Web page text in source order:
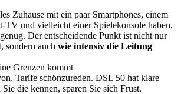
Zuhause mit ein paar Smartphones, einem
TV und vielleicht einer Spielekonsole haben,
Der entscheidende Punkt ist nicht nur
sondern auch wie intensiv die Leitung
Grenzen kommt
Tarife schönzureden. DSL 50 hat klare
die kennen, sparen Sie sich Frust.